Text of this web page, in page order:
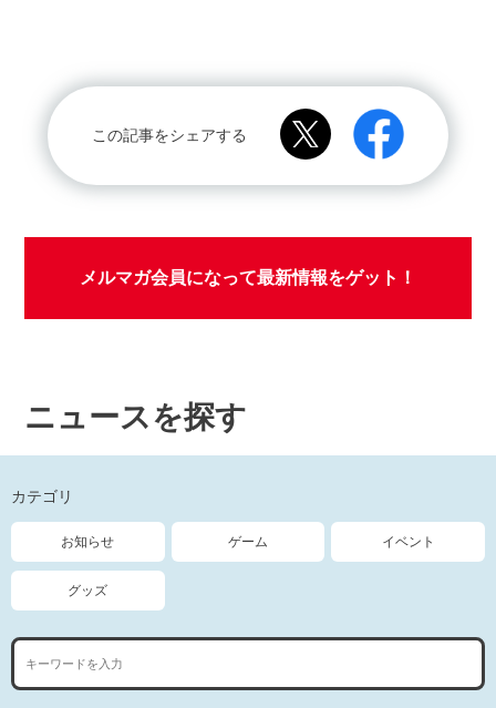
この記事をシェアする
メルマガ会員になって最新情報をゲット！
ニュースを探す
カテゴリ
お知らせ ゲーム イベント
グッズ